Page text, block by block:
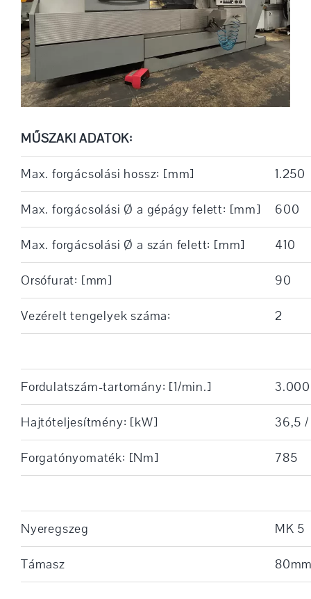
MŰSZAKI ADATOK:
Max. forgácsolási hossz: [mm] 1.250
Max. forgácsolási Ø a gépágy felett: [mm] 600
Max. forgácsolási Ø a szán felett: [mm] 410
Orsófurat: [mm] 90
Vezérelt tengelyek száma: 2
Fordulatszám-tartomány: [1/min.] 3.000
Hajtóteljesítmény: [kW] 36,5
Forgatónyomaték: [Nm] 785
Nyeregszeg MK 5
Támasz